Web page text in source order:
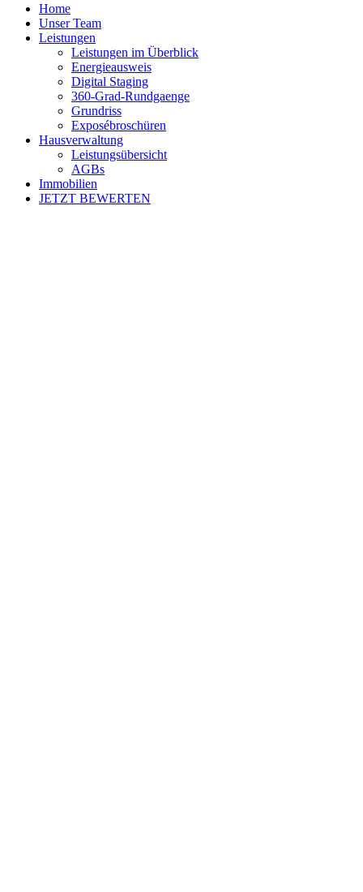
Home
Unser Team
Leistungen
Leistungen im Überblick
Energieausweis
Digital Staging
360-Grad-Rundgaenge
Grundriss
Exposébroschüren
Hausverwaltung
Leistungsübersicht
AGBs
Immobilien
JETZT BEWERTEN